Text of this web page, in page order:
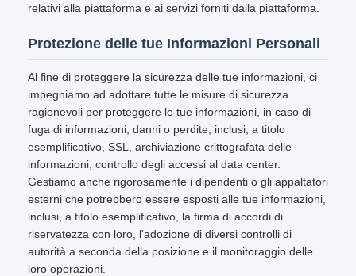
relativi alla piattaforma e ai servizi forniti dalla piattaforma.
Protezione delle tue Informazioni Personali
Al fine di proteggere la sicurezza delle tue informazioni, ci
impegniamo ad adottare tutte le misure di sicurezza
ragionevoli per proteggere le tue informazioni, in caso di
fuga di informazioni, danni o perdite, inclusi, a titolo
esemplificativo, SSL, archiviazione crittografata delle
informazioni, controllo degli accessi al data center.
Gestiamo anche rigorosamente i dipendenti o gli appaltatori
esterni che potrebbero essere esposti alle tue informazioni,
inclusi, a titolo esemplificativo, la firma di accordi di
riservatezza con loro, l'adozione di diversi controlli di
autorità a seconda della posizione e il monitoraggio delle
loro operazioni.